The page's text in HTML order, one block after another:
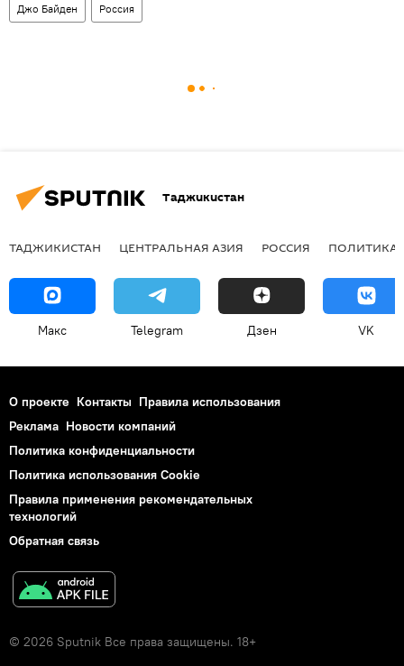
Джо Байден Россия
Таджикистан
ТАДЖИКИСТАН ЦЕНТРАЛЬНАЯ АЗИЯ РОССИЯ ПОЛИТИКА
Макс Telegram Дзен VK
О проекте Контакты Правила использования
Реклама Новости компаний
Политика конфиденциальности
Политика использования Cookie
Правила применения рекомендательных
технологий
Обратная связь
© 2026 Sputnik Все права защищены. 18+